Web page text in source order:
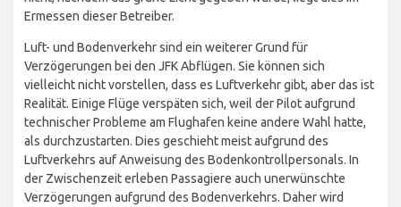
Ermessen dieser Betreiber.
Luft- und Bodenverkehr sind ein weiterer Grund für
Verzögerungen bei den JFK Abflügen. Sie können sich
vielleicht nicht vorstellen, dass es Luftverkehr gibt, aber das ist
Realität. Einige Flüge verspäten sich, weil der Pilot aufgrund
technischer Probleme am Flughafen keine andere Wahl hatte,
als durchzustarten. Dies geschieht meist aufgrund des
Luftverkehrs auf Anweisung des Bodenkontrollpersonals. In
der Zwischenzeit erleben Passagiere auch unerwünschte
Verzögerungen aufgrund des Bodenverkehrs. Daher wird